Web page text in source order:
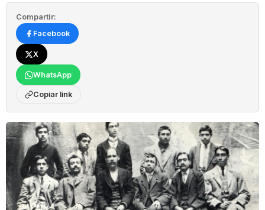
Compartir:
Facebook
X
WhatsApp
Copiar link